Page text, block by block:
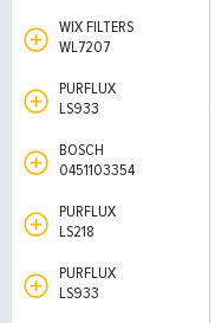
WIX FILTERS
WL7207
PURFLUX
LS933
BOSCH
0451103354
PURFLUX
LS218
PURFLUX
LS933